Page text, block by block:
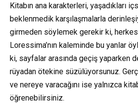
Kitabın ana karakterleri, yaşadıkları
beklenmedik karşılaşmalarla
girmeden söylemek gerekir ki,
Loressima’nın kaleminde bu yanlar
ki, sayfalar arasında geçiş yaparken
rüyadan ötekine süzülüyorsunuz.
ve nereye varacağını ise yalnızca
öğrenebilirsiniz.